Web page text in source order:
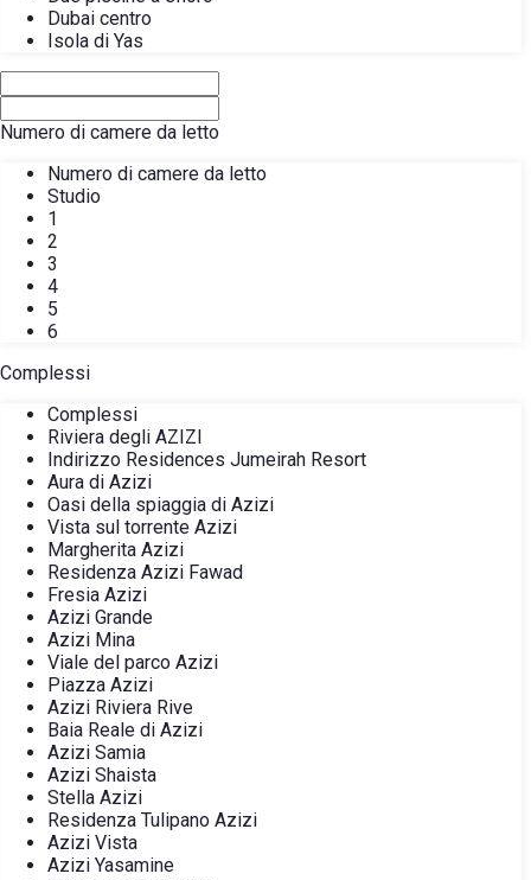
Dubai centro
Isola di Yas
Numero di camere da letto
Numero di camere da letto
Studio
1
2
3
4
5
6
Complessi
Complessi
Riviera degli AZIZI
Indirizzo Residences Jumeirah Resort
Aura di Azizi
Oasi della spiaggia di Azizi
Vista sul torrente Azizi
Margherita Azizi
Residenza Azizi Fawad
Fresia Azizi
Azizi Grande
Azizi Mina
Viale del parco Azizi
Piazza Azizi
Azizi Riviera Rive
Baia Reale di Azizi
Azizi Samia
Azizi Shaista
Stella Azizi
Residenza Tulipano Azizi
Azizi Vista
Azizi Yasamine